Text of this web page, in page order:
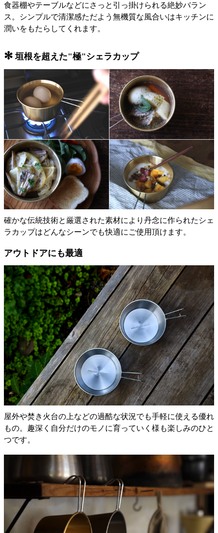
食器棚やテーブルなどにさっと引っ掛けられる絶妙バラン
ス。シンプルで清潔感ただよう無機質な風合いはキッチンに
潤いをもたらしてくれます。
✻ 垣根を超えた"極"シェラカップ
確かな伝統技術と厳選された素材により丹念に作られたシェ
ラカップはどんなシーンでも快適にご使用頂けます。
アウトドアにも最適
屋外や焚き火台の上などの過酷な状況でも手軽に使える優れ
もの。趣深く自分だけのモノに育っていく様も楽しみのひと
つです。